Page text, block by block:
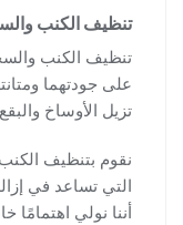
تنظيف الكنب
تنظيف الكنب
على جودتهما
تزيل الأوساخ
نقوم بتنظيف
التي تساعد في
أننا نولي